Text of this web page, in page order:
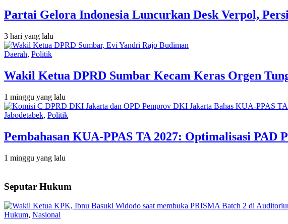
Partai Gelora Indonesia Luncurkan Desk Verpol,
3 hari yang lalu
Daerah, Politik
Wakil Ketua DPRD Sumbar Kecam Keras Orgen
1 minggu yang lalu
Jabodetabek, Politik
Pembahasan KUA-PPAS TA 2027: Optimalisasi
1 minggu yang lalu
Seputar Hukum
Hukum, Nasional